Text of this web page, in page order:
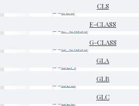
CLS
E-CLASS
G-CLASS
GLA
GLB
GLC